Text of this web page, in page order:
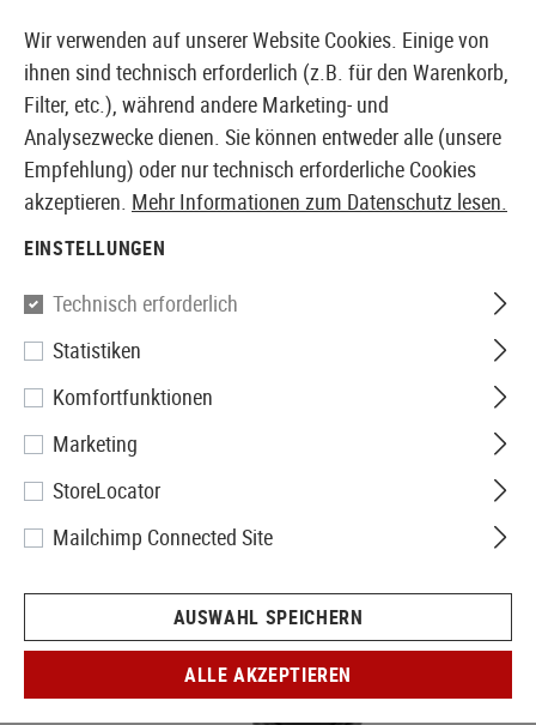
EUROPÄISCHER AIRSOFT SHOP & GROßHÄNDLER
Princeton Tec
Switch MPLS IW
Wir verwenden auf unserer Website Cookies. Einige von
ihnen sind technisch erforderlich (z.B. für den Warenkorb,
Filter, etc.), während andere Marketing- und
Analysezwecke dienen. Sie können entweder alle (unsere
Empfehlung) oder nur technisch erforderliche Cookies
akzeptieren. Mehr Informationen zum Datenschutz lesen.
EINSTELLUNGEN
Technisch erforderlich
Statistiken
Komfortfunktionen
Marketing
StoreLocator
Mailchimp Connected Site
AUSWAHL SPEICHERN
ALLE AKZEPTIEREN